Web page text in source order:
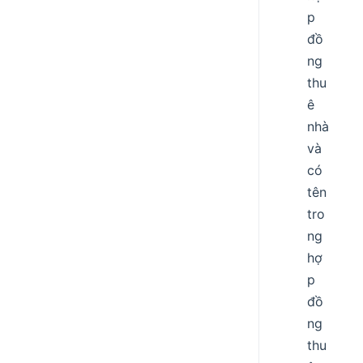
p
đồ
ng
thu
ê
nhà
và
có
tên
tro
ng
hợ
p
đồ
ng
thu